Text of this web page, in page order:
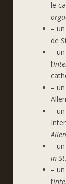
le
–
de
–
l’
–
–
–
in
–
l’